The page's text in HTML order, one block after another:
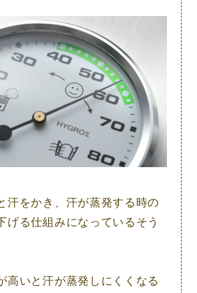
汗をかき、汗が蒸発する時の
げる仕組みになっているそう
高いと汗が蒸発しにくくなる